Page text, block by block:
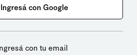
Ingresá con Google
con tu email